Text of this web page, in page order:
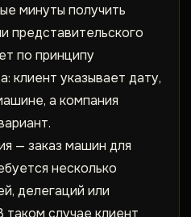
минуты получить
представительского
по принципу
клиент указывает дату,
а компания
— заказ машин для
несколько
делегаций или
случае клиент